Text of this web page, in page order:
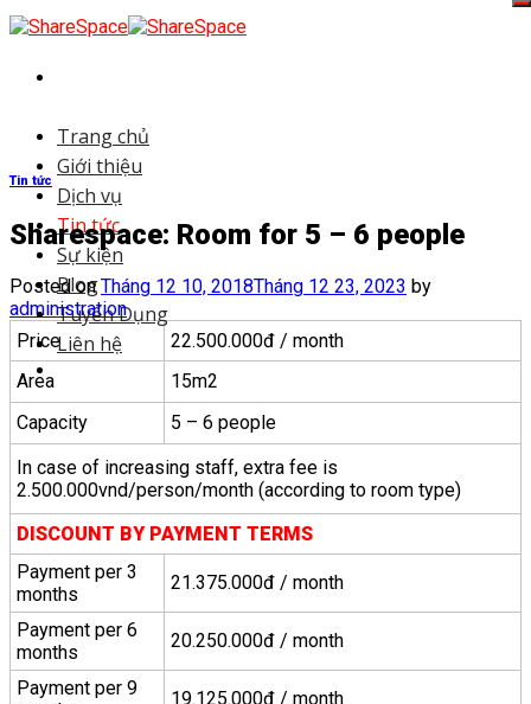
Skip
to
Trang chủ
Giới thiệu
Dịch vụ
Tin tức
Sự kiện
Blog
Tuyển Dụng
Liên hệ
Tin tức
Sharespace: Room for 5 – 6 people
Posted onTháng 12 10, 2018Tháng 12 23, 2023 by
administration
Price
22.500.000đ / month
Area
15m2
Capacity
5 – 6 people
In case of increasing staff, extra fee is
2.500.000vnd/person/month (according to room type)
DISCOUNT BY PAYMENT TERMS
Payment per 3
months
21.375.000đ / month
Payment per 6
months
20.250.000đ / month
Payment per 9
19.125.000đ / month